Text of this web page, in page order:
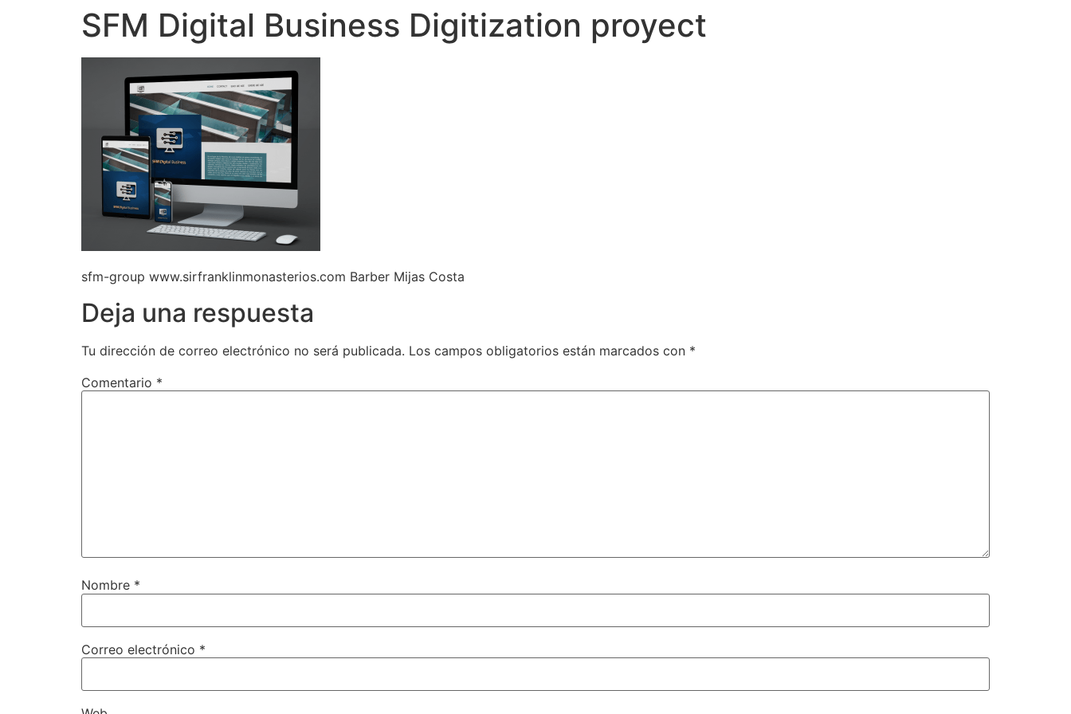
SFM Digital Business Digitization proyect
sfm-group www.sirfranklinmonasterios.com Barber Mijas Costa
Deja una respuesta
Tu dirección de correo electrónico no será publicada. Los campos obligatorios están marcados con *
Comentario *
Nombre *
Correo electrónico *